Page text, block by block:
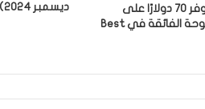
أفضل صفقة Bose: وفر 70 دولارًا على
سماعات الأذن المفتوحة الفائقة في Best
ديسمبر 2024)